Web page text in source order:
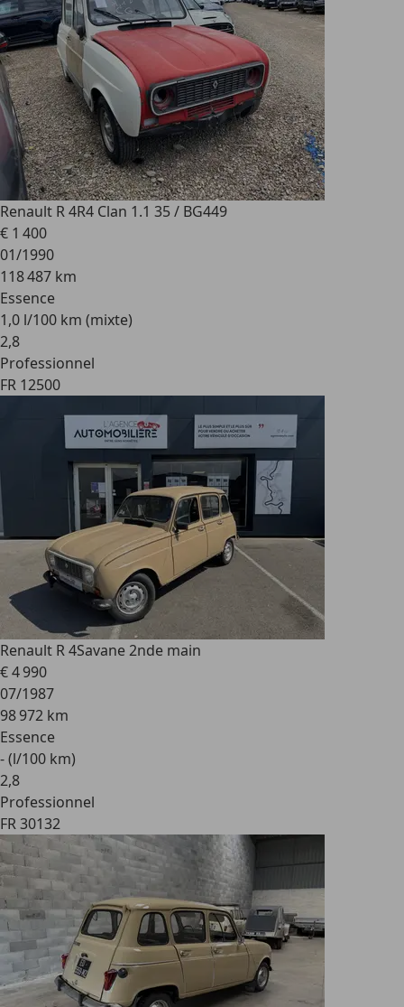
Renault R 4R4 Clan 1.1 35 / BG449
€ 1 400
01/1990
118 487 km
Essence
1,0 l/100 km (mixte)
2,8
Professionnel
FR 12500
Renault R 4Savane 2nde main
€ 4 990
07/1987
98 972 km
Essence
- (l/100 km)
2,8
Professionnel
FR 30132